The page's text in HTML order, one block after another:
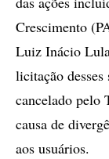
Crescimento
Luiz Inácio
licitação
cancelado pelo
causa de
aos usuários.